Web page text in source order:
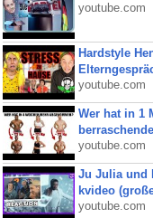
youtube.com
Hardstyle
youtube.com
Wer hat in 1
youtube.com
Ju Julia und
kvideo
youtube.com